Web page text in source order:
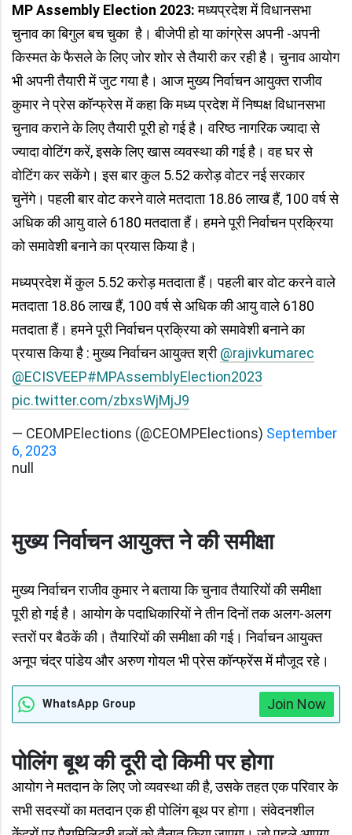
MP Assembly Election 2023:मध्यप्रदेश में विधानसभा
चुनाव का बिगुल बच चुका है। बीजेपी हो या कांग्रेस अपनी -अपनी
किस्मत के फैसले के लिए जोर शोर से तैयारी कर रही है। चुनाव आयोग
भी अपनी तैयारी में जुट गया है। आज मुख्य निर्वाचन आयुक्त राजीव
कुमार ने प्रेस कॉन्फ्रेस में कहा कि मध्य प्रदेश में निष्पक्ष विधानसभा
चुनाव कराने के लिए तैयारी पूरी हो गई है। वरिष्ठ नागरिक ज्यादा से
ज्यादा वोटिंग करें, इसके लिए खास व्यवस्था की गई है। वह घर से
वोटिंग कर सकेंगे। इस बार कुल 5.52 करोड़ वोटर नई सरकार
चुनेंगे। पहली बार वोट करने वाले मतदाता 18.86 लाख हैं, 100 वर्ष से
अधिक की आयु वाले 6180 मतदाता हैं। हमने पूरी निर्वाचन प्रक्रिया
को समावेशी बनाने का प्रयास किया है।
मध्यप्रदेश में कुल 5.52 करोड़ मतदाता हैं। पहली बार वोट करने वाले
मतदाता 18.86 लाख हैं, 100 वर्ष से अधिक की आयु वाले 6180
मतदाता हैं। हमने पूरी निर्वाचन प्रक्रिया को समावेशी बनाने का
प्रयास किया है : मुख्य निर्वाचन आयुक्त श्री@rajivkumarec
@ECISVEEP#MPAssemblyElection2023
pic.twitter.com/zbxsWjMjJ9
— CEOMPElections (@CEOMPElections) September
6, 2023
null
मुख्य निर्वाचन आयुक्त ने की समीक्षा
मुख्य निर्वाचन राजीव कुमार ने बताया कि चुनाव तैयारियों की समीक्षा
पूरी हो गई है। आयोग के पदाधिकारियों ने तीन दिनों तक अलग-अलग
स्तरों पर बैठकें की। तैयारियों की समीक्षा की गई। निर्वाचन आयुक्त
अनूप चंद्र पांडेय और अरुण गोयल भी प्रेस कॉन्फ्रेंस में मौजूद रहे।
WhatsApp Group Join Now
पोलिंग बूथ की दूरी दो किमी पर होगा
आयोग ने मतदान के लिए जो व्यवस्था की है, उसके तहत एक परिवार के
सभी सदस्यों का मतदान एक ही पोलिंग बूथ पर होगा। संवेदनशील